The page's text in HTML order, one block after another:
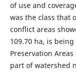
of use and
was the class that
conflict areas
109.70 ha, is
Preservation
part of watershed